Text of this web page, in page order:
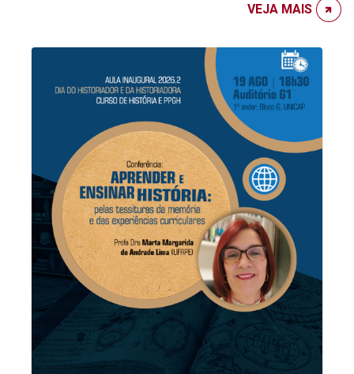
VEJA MAIS